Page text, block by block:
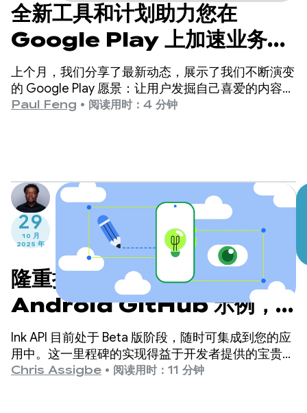
全新工具和计划助力您在
Google Play 上加速业务增
长
上个月，我们分享了最新动态，展示了我们不断演变
的 Google Play 愿景：让用户发掘自己喜爱的内容和
体验，让您打造并发展可持续的业务。我们持续投资
Paul Feng • 阅读用时：4 分钟
29
10 月
2025 年
隆重推出 Cahier：一款新的
Android GitHub 示例，可
在大屏设备上提高工作效率和
创造力
Ink API 目前处于 Beta 版阶段，随时可集成到您的应
用中。这一里程碑的实现得益于开发者提供的宝贵反
馈，这些反馈促使我们不断改进 API 的性能、稳定性
Chris Assigbe • 阅读用时：11 分钟